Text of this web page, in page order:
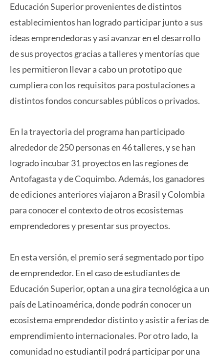
Educación Superior provenientes de distintos
establecimientos han logrado participar junto a sus
ideas emprendedoras y así avanzar en el desarrollo
de sus proyectos gracias a talleres y mentorías que
les permitieron llevar a cabo un prototipo que
cumpliera con los requisitos para postulaciones a
distintos fondos concursables públicos o privados.
En la trayectoria del programa han participado
alrededor de 250 personas en 46 talleres, y se han
logrado incubar 31 proyectos en las regiones de
Antofagasta y de Coquimbo. Además, los ganadores
de ediciones anteriores viajaron a Brasil y Colombia
para conocer el contexto de otros ecosistemas
emprendedores y presentar sus proyectos.
En esta versión, el premio será segmentado por tipo
de emprendedor. En el caso de estudiantes de
Educación Superior, optan a una gira tecnológica a un
país de Latinoamérica, donde podrán conocer un
ecosistema emprendedor distinto y asistir a ferias de
emprendimiento internacionales. Por otro lado, la
comunidad no estudiantil podrá participar por una